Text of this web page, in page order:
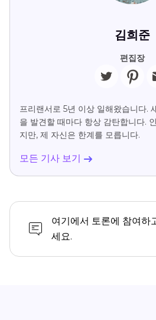
김희준
편집장
프리랜서로 5년 이상 일해왔습니다.
을 발견할 때마다 항상 감탄합니다.
지만, 제 자신은 한계를 모릅니다.
모든 기사 보기
여기에서 토론에 참여하
세요.